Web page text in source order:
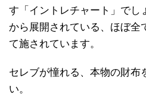
す「イントレチャート」でし
から展開されている、ほぼ全
て施されています。
セレブが憧れる、本物の財布
い。